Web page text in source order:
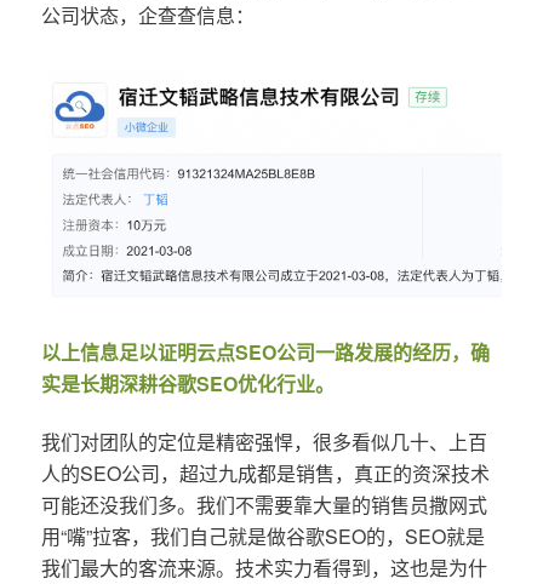
公司状态，企查查信息：
以上信息足以证明云点SEO公司一路发展的经历，确
实是长期深耕谷歌SEO优化行业。
我们对团队的定位是精密强悍，很多看似几十、上百
人的SEO公司，超过九成都是销售，真正的资深技术
可能还没我们多。我们不需要靠大量的销售员撒网式
用“嘴”拉客，我们自己就是做谷歌SEO的，SEO就是
我们最大的客流来源。技术实力看得到，这也是为什